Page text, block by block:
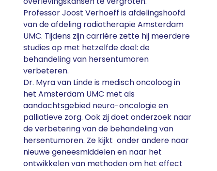
Professor Joost Verhoeff is afdelingshoofd
van de afdeling radiotherapie Amsterdam
UMC. Tijdens zijn carrière zette hij meerdere
studies op met hetzelfde doel: de
behandeling van hersentumoren
verbeteren.
Dr. Myra van Linde is medisch oncoloog in
het Amsterdam UMC met als
aandachtsgebied neuro-oncologie en
palliatieve zorg. Ook zij doet onderzoek naar
de verbetering van de behandeling van
hersentumoren. Ze kijkt onder andere naar
nieuwe geneesmiddelen en naar het
ontwikkelen van methoden om het effect